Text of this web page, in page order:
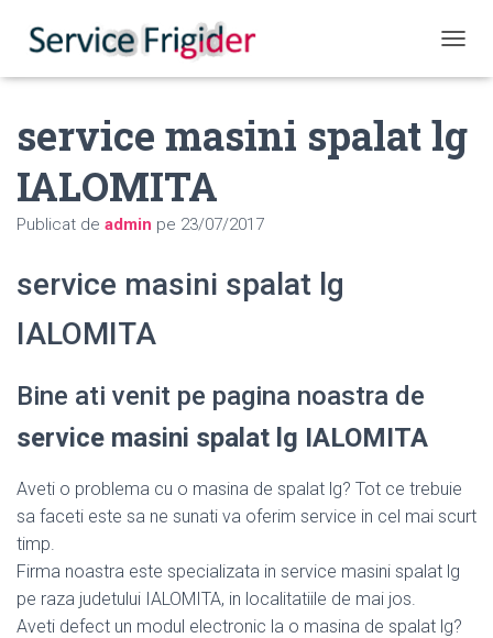
service masini spalat lg
IALOMITA
Publicat de admin pe 23/07/2017
service masini spalat lg
IALOMITA
Bine ati venit pe pagina noastra de
service masini spalat lg IALOMITA
Aveti o problema cu o masina de spalat lg? Tot ce trebuie
sa faceti este sa ne sunati va oferim service in cel mai scurt
timp.
Firma noastra este specializata in service masini spalat lg
pe raza judetului IALOMITA, in localitatiile de mai jos.
Aveti defect un modul electronic la o masina de spalat lg?